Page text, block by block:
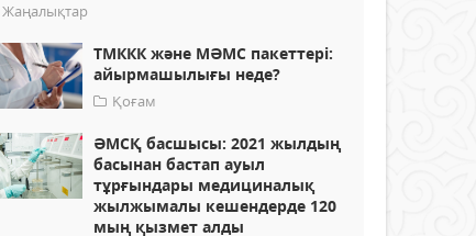
Жаңалықтар
ТМККК және МӘМС пакеттері:
айырмашылығы неде?
Қоғам
ӘМСҚ басшысы: 2021 жылдың
басынан бастап ауыл
тұрғындары медициналық
жылжымалы кешендерде 120
мың қызмет алды